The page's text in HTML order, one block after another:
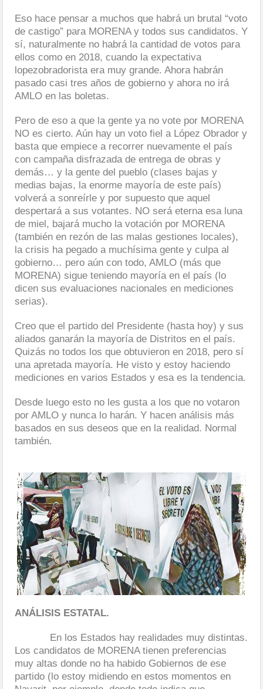
Eso hace pensar a muchos que habrá un brutal “voto
de castigo” para MORENA y todos sus candidatos. Y
sí, naturalmente no habrá la cantidad de votos para
ellos como en 2018, cuando la expectativa
lopezobradorista era muy grande. Ahora habrán
pasado casi tres años de gobierno y ahora no irá
AMLO en las boletas.
Pero de eso a que la gente ya no vote por MORENA
NO es cierto. Aún hay un voto fiel a López Obrador y
basta que empiece a recorrer nuevamente el país
con campaña disfrazada de entrega de obras y
demás… y la gente del pueblo (clases bajas y
medias bajas, la enorme mayoría de este país)
volverá a sonreírle y por supuesto que aquel
despertará a sus votantes. NO será eterna esa luna
de miel, bajará mucho la votación por MORENA
(también en rezón de las malas gestiones locales),
la crisis ha pegado a muchísima gente y culpa al
gobierno… pero aún con todo, AMLO (más que
MORENA) sigue teniendo mayoría en el país (lo
dicen sus evaluaciones nacionales en mediciones
serias).
Creo que el partido del Presidente (hasta hoy) y sus
aliados ganarán la mayoría de Distritos en el país.
Quizás no todos los que obtuvieron en 2018, pero sí
una apretada mayoría. He visto y estoy haciendo
mediciones en varios Estados y esa es la tendencia.
Desde luego esto no les gusta a los que no votaron
por AMLO y nunca lo harán. Y hacen análisis más
basados en sus deseos que en la realidad. Normal
también.
ANÁLISIS ESTATAL.
En los Estados hay realidades muy distintas.
Los candidatos de MORENA tienen preferencias
muy altas donde no ha habido Gobiernos de ese
partido (lo estoy midiendo en estos momentos en